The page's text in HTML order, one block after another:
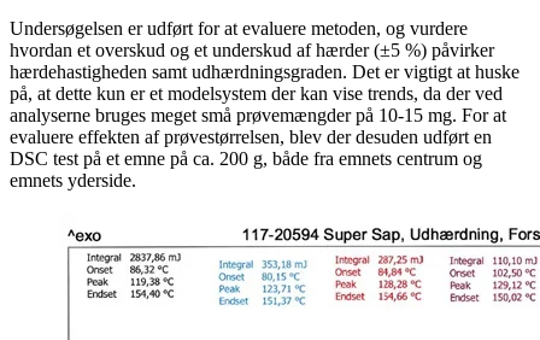
Undersøgelsen er udført for at evaluere metoden, og vurdere
hvordan et overskud og et underskud af hærder (±5 %) påvirker
hærdehastigheden samt udhærdningsgraden. Det er vigtigt at huske
på, at dette kun er et modelsystem der kan vise trends, da der ved
analyserne bruges meget små prøvemængder på 10-15 mg. For at
evaluere effekten af prøvestørrelsen, blev der desuden udført en
DSC test på et emne på ca. 200 g, både fra emnets centrum og
emnets yderside.